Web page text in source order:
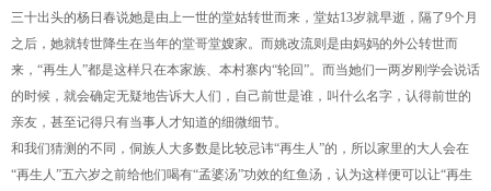
三十出头的杨日春说她是由上一世的堂姑转世而来，堂姑13岁就早逝，隔了9个月
之后，她就转世降生在当年的堂哥堂嫂家。而姚改流则是由妈妈的外公转世而
来，“再生人”都是这样只在本家族、本村寨内“轮回”。而当她们一两岁刚学会说话
的时候，就会确定无疑地告诉大人们，自己前世是谁，叫什么名字，认得前世的
亲友，甚至记得只有当事人才知道的细微细节。
和我们猜测的不同，侗族人大多数是比较忌讳“再生人”的，所以家里的大人会在
“再生人”五六岁之前给他们喝有“孟婆汤”功效的红鱼汤，认为这样便可以让“再生